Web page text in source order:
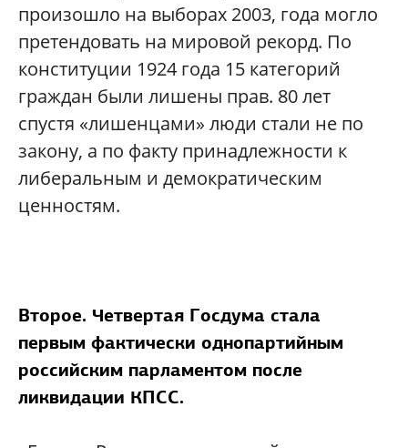
произошло на выборах 2003, года могло
претендовать на мировой рекорд. По
конституции 1924 года 15 категорий
граждан были лишены прав. 80 лет
спустя «лишенцами» люди стали не по
закону, а по факту принадлежности к
либеральным и демократическим
ценностям.
Второе. Четвертая Госдума стала
первым фактически однопартийным
российским парламентом после
ликвидации КПСС.